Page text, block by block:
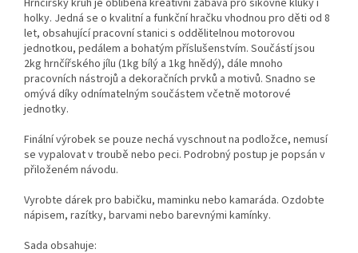
holky. Jedná se o kvalitní a funkční hračku vhodnou pro děti od 8
let, obsahující pracovní stanici s oddělitelnou motorovou
jednotkou, pedálem a bohatým příslušenstvím. Součástí jsou
2kg hrnčířského jílu (1kg bílý a 1kg hnědý), dále mnoho
pracovních nástrojů a dekoračních prvků a motivů. Snadno se
omývá díky odnímatelným součástem včetně motorové
jednotky.
Finální výrobek se pouze nechá vyschnout na podložce, nemusí
se vypalovat v troubě nebo peci. Podrobný postup je popsán v
přiloženém návodu.
Vyrobte dárek pro babičku, maminku nebo kamaráda. Ozdobte
nápisem, razítky, barvami nebo barevnými kamínky.
Sada obsahuje: